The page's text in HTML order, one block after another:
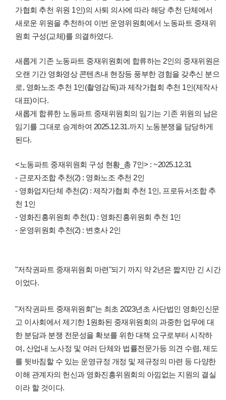
가협회 추천 위원 1인)의 사퇴 의사에 따라 해당 추천 단체에서
새로운 위원을 추천하여 이번 운영위원회에서 노동파트 중재위
원회 구성(교체)를 의결하였다.
새롭게 기존 노동파트 중재위원회에 합류하는 2인의 중재위원은
오랜 기간 영화영상 콘텐츠내 현장등 풍부한 경험을 갖추신 분으
로, 영화노조 추천 1인(촬영감독)과 제작가협회 추천 1인(제작사
대표)이다.
새롭게 합류한 노동파트 중재위원회의 임기는 기존 위원의 남은
임기를 그대로 승계하여 2025.12.31.까지 노동분쟁을 담당하게
된다.
<노동파트 중재위원회 구성 현황_총 7인> : ~2025.12.31
- 근로자조합 추천(2) : 영화노조 추천 2인
- 영화업자단체 추천(2) : 제작가협회 추천 1인, 프로듀서조합 추
천 1인
- 영화진흥위원회 추천(1) : 영화진흥위원회 추천 1인
- 운영위원회 추천(2) : 변호사 2인
"저작권파트 중재위원회 마련"되기 까지 약 2년은 짧지만 긴 시간
이었다.
"저작권파트 중재위원회"는 최초 2023년초 사단법인 영화인신문
고 이사회에서 제기한 1원화된 중재위원회의 과중한 업무에 대
한 분담과 분쟁 전문성을 확보를 위한 대책 요구로부터 시작하
여, 산업내 노사정 및 여러 단체와 법률전문가등 의견 수렴, 제도
를 뒷바침할 수 있는 운영규정 개정 및 제규정의 마련 등 다양한
이해 관계자의 헌신과 영화진흥위원회의 아낌없는 지원의 결실
이라 할 것이다.